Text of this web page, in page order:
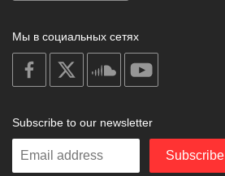
Мы в социальных сетях
on
facebook
soundcloud
Subscribe to our newsletter
Enter
Subscribe